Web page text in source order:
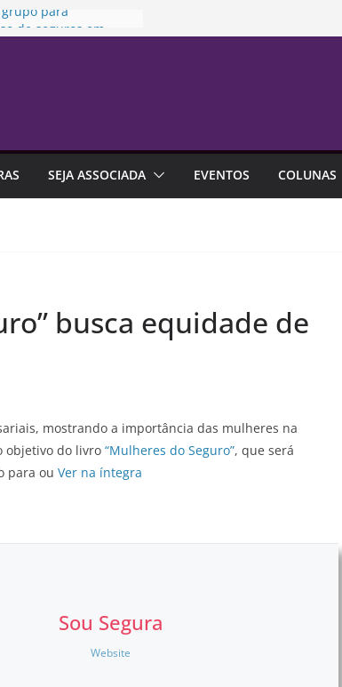
para
de seguros em
que endividamento
histórica
SEJA ASSOCIADA EVENTOS COLUNAS
busca equidade de
mostrando a importância das mulheres na
objetivo do livro “Mulheres do Seguro”, que será
para ou Ver na íntegra
Sou Segura
Website